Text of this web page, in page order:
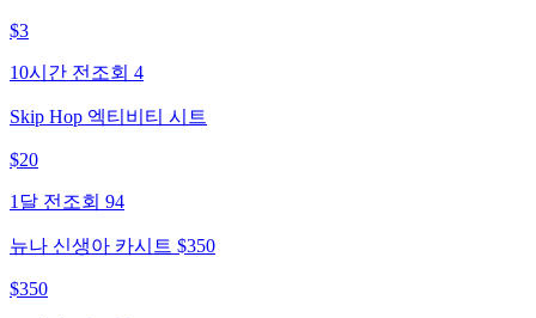
$3
10시간 전 조회 4
Skip Hop 엑티비티 시트
$20
1달 전 조회 94
뉴나 신생아 카시트 $350
$350